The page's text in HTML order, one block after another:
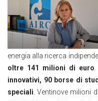
g
a
i
energia alla ricerca
oltre 141 milioni di euro
innovativi, 90 borse di
speciali . Ventinove milioni